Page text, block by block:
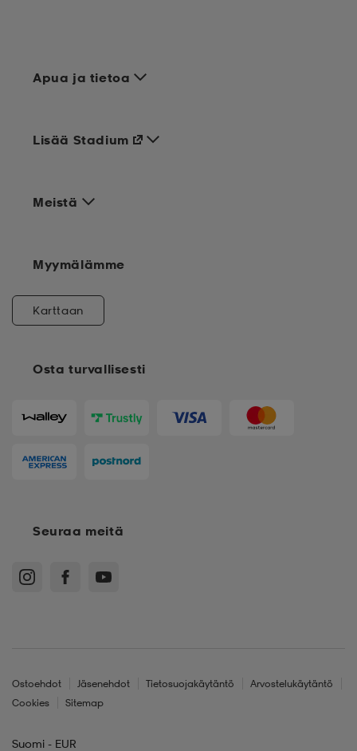
Apua ja tietoa
Meistä
Osta turvallisesti
Lisää Stadium
Myymälämme
Karttaan
Seuraa meitä
Ostoehdot Jäsenehdot Tietosuojakäytäntö
Arvostelukäytäntö
Cookies
Sitemap
Suomi - EUR